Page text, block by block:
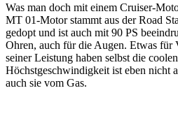
Was man doch mit einem Cruiser-
MT 01-Motor stammt aus der Road
gedopt und ist auch mit 90 PS
Ohren, auch für die Augen. Etwas für
seiner Leistung haben selbst die
Höchstgeschwindigkeit ist eben nicht
auch sie vom Gas.